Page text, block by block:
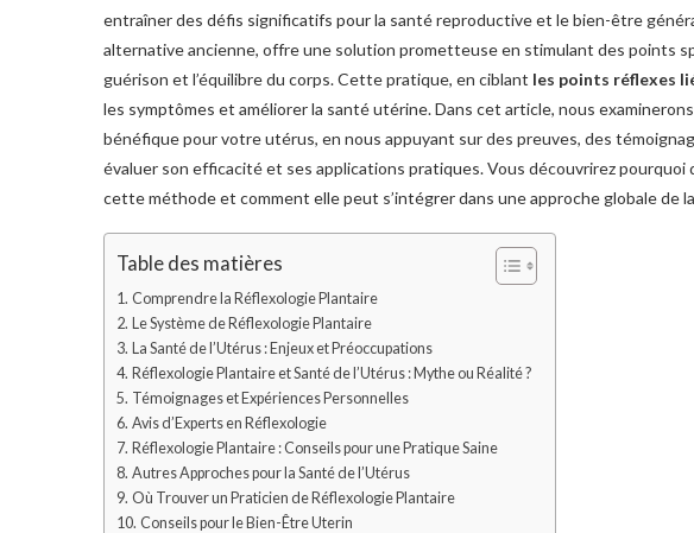
entraîner des défis significatifs pour la santé reproductive et le bien-être
alternative ancienne, offre une solution prometteuse en stimulant des points
guérison et l’équilibre du corps. Cette pratique, en ciblant les points réflexes
les symptômes et améliorer la santé utérine. Dans cet article, nous
bénéfique pour votre utérus, en nous appuyant sur des preuves, des
évaluer son efficacité et ses applications pratiques. Vous découvrirez
cette méthode et comment elle peut s’intégrer dans une approche globale de
Table des matières
Comprendre la Réflexologie Plantaire
Le Système de Réflexologie Plantaire
La Santé de l’Utérus : Enjeux et Préoccupations
Réflexologie Plantaire et Santé de l’Utérus : Mythe ou Réalité ?
Témoignages et Expériences Personnelles
Avis d’Experts en Réflexologie
Réflexologie Plantaire : Conseils pour une Pratique Saine
Autres Approches pour la Santé de l’Utérus
Où Trouver un Praticien de Réflexologie Plantaire
Conseils pour le Bien-Être Uterin